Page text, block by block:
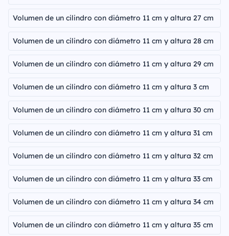
Volumen de un cilindro con diámetro 11 cm y altura 27 cm
Volumen de un cilindro con diámetro 11 cm y altura 28 cm
Volumen de un cilindro con diámetro 11 cm y altura 29 cm
Volumen de un cilindro con diámetro 11 cm y altura 3 cm
Volumen de un cilindro con diámetro 11 cm y altura 30 cm
Volumen de un cilindro con diámetro 11 cm y altura 31 cm
Volumen de un cilindro con diámetro 11 cm y altura 32 cm
Volumen de un cilindro con diámetro 11 cm y altura 33 cm
Volumen de un cilindro con diámetro 11 cm y altura 34 cm
Volumen de un cilindro con diámetro 11 cm y altura 35 cm